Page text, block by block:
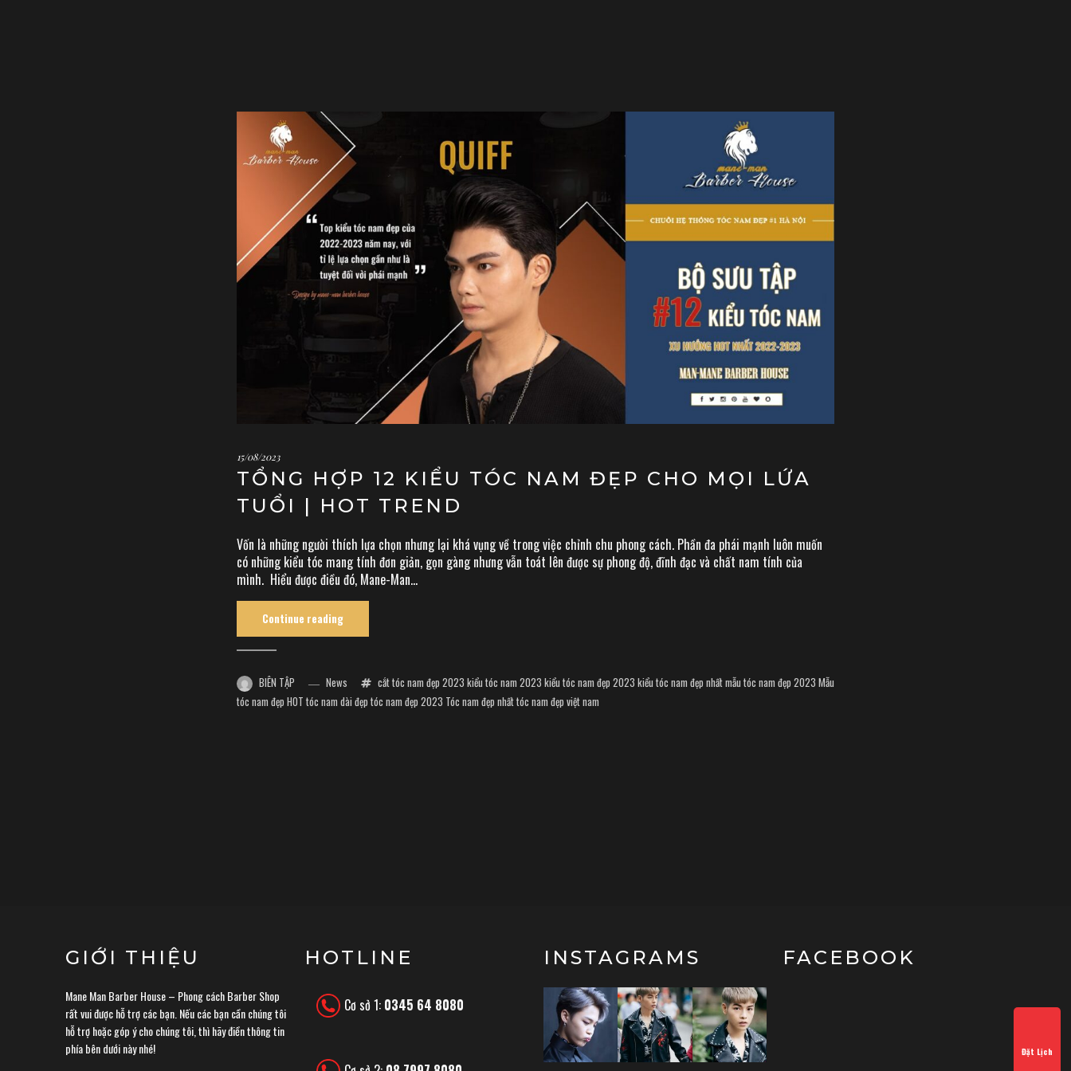
15/08/2023
TỔNG HỢP 12 KIỂU TÓC NAM ĐẸP CHO MỌI LỨA
TUỔI | HOT TREND
Vốn là những người thích lựa chọn nhưng lại khá vụng về trong việc chỉnh chu phong cách. Phần đa phái mạnh luôn muốn
có những kiểu tóc mang tính đơn giản, gọn gàng nhưng vẫn toát lên được sự phong độ, đĩnh đạc và chất nam tính của
mình. Hiểu được điều đó, Mane-Man...
Continue reading
BIÊN TẬP News cắt tóc nam đẹp 2023 kiểu tóc nam 2023 kiểu tóc nam đẹp 2023 kiểu tóc nam đẹp nhấtmẫu tóc nam đẹp 2023 Mẫu
tóc nam đẹp HOT tóc nam dài đẹp tóc nam đẹp 2023 Tóc nam đẹp nhấttóc nam đẹp việt nam
GIỚI THIỆU
Mane Man Barber House – Phong cách Barber Shop
rất vui được hỗ trợ các bạn. Nếu các bạn cần chúng tôi
hỗ trợ hoặc góp ý cho chúng tôi, thì hãy điền thông tin
phía bên dưới này nhé!
HOTLINE
Cơ sở 1: 0345 64 8080
INSTAGRAMS FACEBOOK
Đặt Lịch